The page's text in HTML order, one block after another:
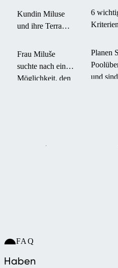
Kundin Miluse
und ihre Terra
Frau Miluše
suchte nach einer
Möglichkeit, den
elegante
Ergänzung für
6
Planen
und
FAQ
Haben